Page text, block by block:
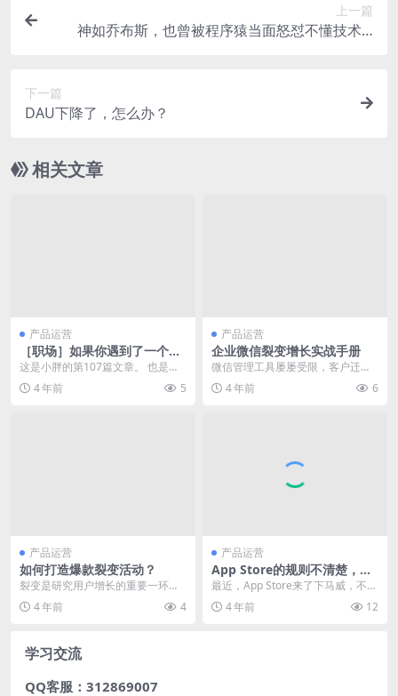
上一篇
神如乔布斯，也曾被程序猿当面怒怼不懂技术…
下一篇
DAU下降了，怎么办？
相关文章
产品运营
［职场］如果你遇到了一个糟
糕的老板
这是小胖的第107篇文章。 也是小
胖30天打卡写作的第29篇。 书接上
回，今天还...
4 年前 5
产品运营
企业微信裂变增长实战手册
微信管理工具屡屡受限，客户迁移
至企业微信成为大势所趋，如何
做，如何高效地做，如何...
4 年前 6
产品运营
如何打造爆款裂变活动？
裂变是研究用户增长的重要一环。
起初，裂变活动只作为达成业务指
标的一种新的增长方式...
4 年前 4
产品运营
App Store的规则不清楚，恐
怕应用会被下架哦
最近，App Store来了下马威，不仅
下架了众多知名的App，还将很多
待审核的...
4 年前 12
学习交流
QQ客服：312869007